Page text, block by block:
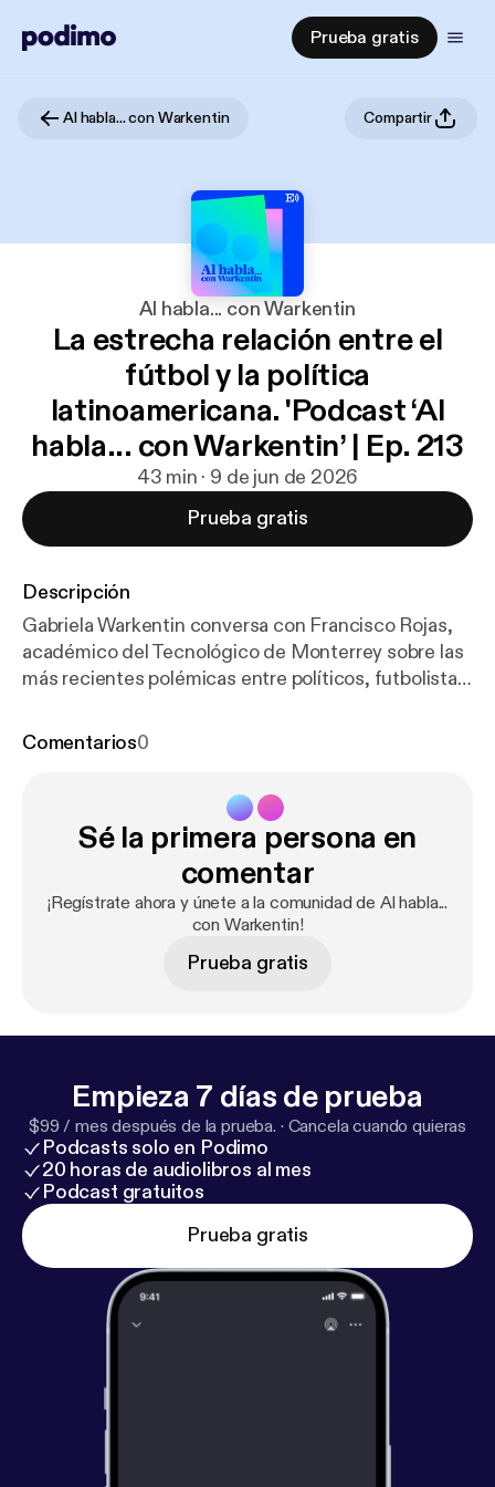
Prueba gratis
Al habla... con Warkentin Compartir
Al habla... con Warkentin
La estrecha relación entre el
fútbol y la política
latinoamericana. 'Podcast ‘Al
habla... con Warkentin’ | Ep. 213
43 min · 9 de jun de 2026
Prueba gratis
Descripción
Gabriela Warkentin conversa con Francisco Rojas,
académico del Tecnológico de Monterrey sobre las
más recientes polémicas entre políticos, futbolistas
Comentarios0
Sé la primera persona en
comentar
¡Regístrate ahora y únete a la comunidad de Al habla...
con Warkentin!
Prueba gratis
Empieza 7 días de prueba
$99 / mes después de la prueba. · Cancela cuando quieras
Podcasts solo en Podimo
20 horas de audiolibros al mes
Podcast gratuitos
Prueba gratis